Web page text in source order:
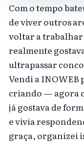
Com o tempo
de viver outros
voltar a trabalhar
realmente
ultrapassar
Vendi a INOWEB
criando — agora
já gostava de
e vivia
graça, organizei